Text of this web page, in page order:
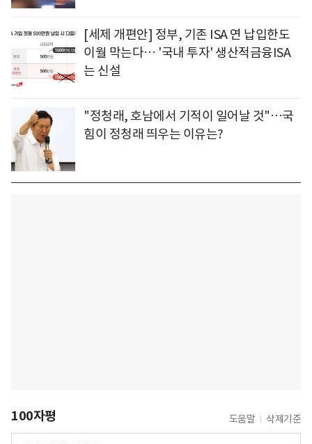
[세제 개편안] 정부, 기존 ISA 연 납입한도
이월 막는다… '국내 투자' 생산적금융ISA
는 신설
"정청래, 호남에서 기적이 일어날 것"…국
힘이 정청래 띄우는 이유는?
100자평 도움말 삭제기준